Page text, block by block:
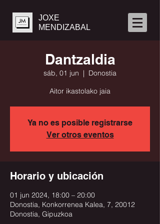
JOXE
MENDIZABAL
Dantzaldia
sáb, 01 jun
  |
Donostia
Aitor ikastolako jaia
Ya no es posible registrarse
Ver otros eventos
Horario y ubicación
01 jun 2024, 18:00 – 20:00
Donostia, Konkorrenea Kalea, 7, 20012
Donostia, Gipuzkoa